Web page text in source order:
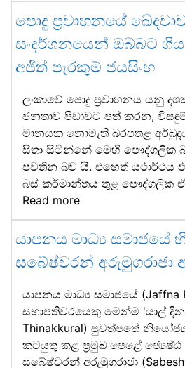
පොදු ප්‍රවාහනයේ
සංදර්ශනයෙන් ඔබ්බට ගිය
අජිත් පැරකුම් ජයසිංහ
ලංකාවේ පොදු ප්‍රවාහනය යනු
ජනතාව පීඩාවට පත් කරන,
මානයක නොමැති බරපතළ
සිතා සිටින්නේ මෙහි පෞද්ගලික
පවතින බව යි. එහෙත් යථාර්ථය
බස් කර්මාන්තය තුළ පෞද්ගලික
Read more
යාපනය මාධ්‍ය සමාජයේ
සබේෂ්වරන් අරුමුගරාජා
යාපනය මාධ්‍ය සමාජයේ (Jaffna
සභාපතිවරයෙකු මෙන්ම 'යාල්
Thinakkural) පුවත්පතේ
කටයුතු කළ ප්‍රමුඛ පෙළේ ජ්‍යෙෂ්ඨ
සබේෂ්වරන් අරුමුගරාජා